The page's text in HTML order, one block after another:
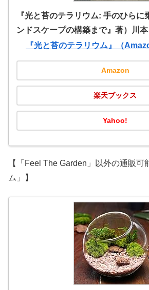
『光と苔のテラリウム: 手のひらに
ンドスケープの構築まで』著）川
『光と苔のテラリウム』（
Amazon
楽天ブックス
Yahoo!
【「Feel The Garden」以外の通販可
ム」】